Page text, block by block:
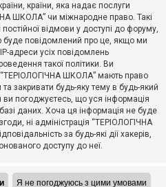
країни, яка надає послуги
ШКОЛА” чи міжнародне право. Такі
відмови у доступі до форуму,
буде повідомлений про це, якщо ми
адреси усіх повідомлень
такої політики. Ви
“ТЕРІОЛОГІЧНА ШКОЛА” мають право
закривати будь-яку тему в будь-який
ви погоджуєтесь, що уся інформація
даних. Хоча ця інформація не буде
ні адміністрація “ТЕРІОЛОГІЧНА
за будь-які дії хакерів,
доступу до неї.